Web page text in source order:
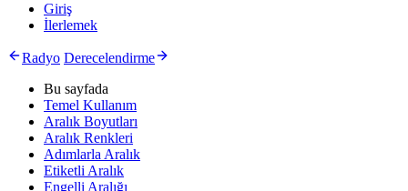
Giriş
İlerlemek
Radyo Derecelendirme
Bu sayfada
Temel Kullanım
Aralık Boyutları
Aralık Renkleri
Adımlarla Aralık
Etiketli Aralık
Engelli Aralığı